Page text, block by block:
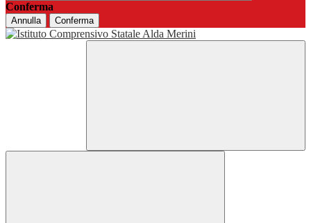
Conferma
Annulla Conferma